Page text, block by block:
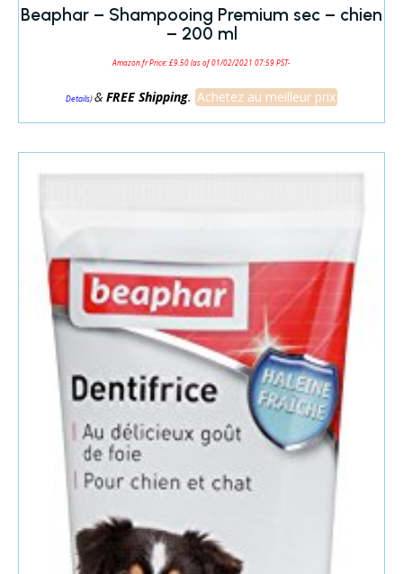
Beaphar – Shampooing Premium sec – chien
– 200 ml
Amazon.fr Price:£9.50(as of 01/02/2021 07:59 PST-
Details)& FREE Shipping. Achetez au meilleur prix